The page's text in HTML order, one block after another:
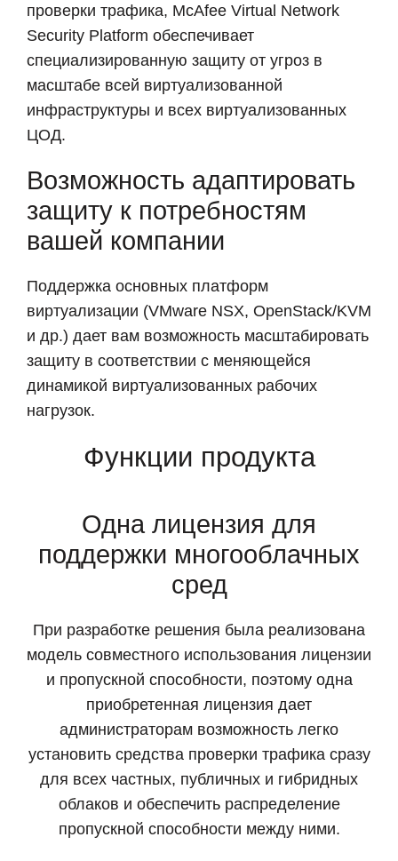
проверки трафика, McAfee Virtual Network
Security Platform обеспечивает
специализированную защиту от угроз в
масштабе всей виртуализованной
инфраструктуры и всех виртуализованных
ЦОД.
Возможность адаптировать
защиту к потребностям
вашей компании
Поддержка основных платформ
виртуализации (VMware NSX, OpenStack/KVM
и др.) дает вам возможность масштабировать
защиту в соответствии с меняющейся
динамикой виртуализованных рабочих
нагрузок.
Функции продукта
Одна лицензия для
поддержки многооблачных
сред
При разработке решения была реализована
модель совместного использования лицензии
и пропускной способности, поэтому одна
приобретенная лицензия дает
администраторам возможность легко
установить средства проверки трафика сразу
для всех частных, публичных и гибридных
облаков и обеспечить распределение
пропускной способности между ними.